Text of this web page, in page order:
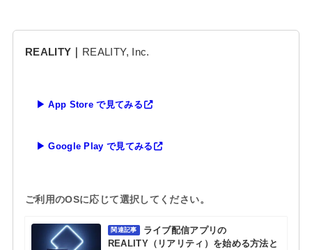
REALITY｜ REALITY, Inc.
▶ App Store で見てみる
▶ Google Play で見てみる
ご利用のOSに応じて選択してください。
関連記事
ライブ配信アプリの
REALITY（リアリティ）を始める方法と